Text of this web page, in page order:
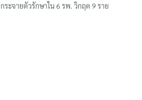
กระจายตัวรักษาใน 6 รพ. วิกฤต 9 ราย